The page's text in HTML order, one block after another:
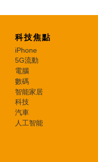
科技焦點
iPhone
5G流動
電腦
數碼
智能家居
科技
汽車
人工智能